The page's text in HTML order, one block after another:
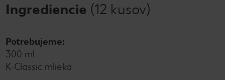
Ingrediencie (12 kusov)
Potrebujeme:
300 ml
K-Classic mlieka